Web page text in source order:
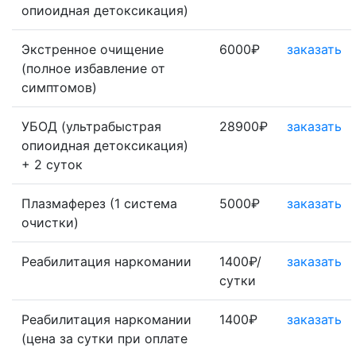
опиоидная детоксикация)
Экстренное очищение
(полное избавление от
симптомов)
6000₽ заказать
УБОД (ультрабыстрая
опиоидная детоксикация)
+ 2 суток
28900₽ заказать
Плазмаферез (1 система
очистки)
5000₽ заказать
Реабилитация наркомании
1400₽/
сутки
заказать
Реабилитация наркомании
(цена за сутки при оплате
1400₽ заказать